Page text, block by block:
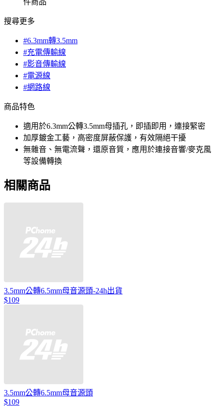
件商品
搜尋更多
#6.3mm轉3.5mm
#充電傳輸線
#影音傳輸線
#電源線
#網路線
商品特色
適用於6.3mm公轉3.5mm母插孔，即插即用，連接緊密
加厚鍍金工藝，高密度屏蔽保護，有效隔絕干擾
無雜音、無電流聲，還原音質，應用於連接音響/麥克風
等設備轉換
相關商品
3.5mm公轉6.5mm母音源頭-24h出貨
$109
3.5mm公轉6.5mm母音源頭
$109